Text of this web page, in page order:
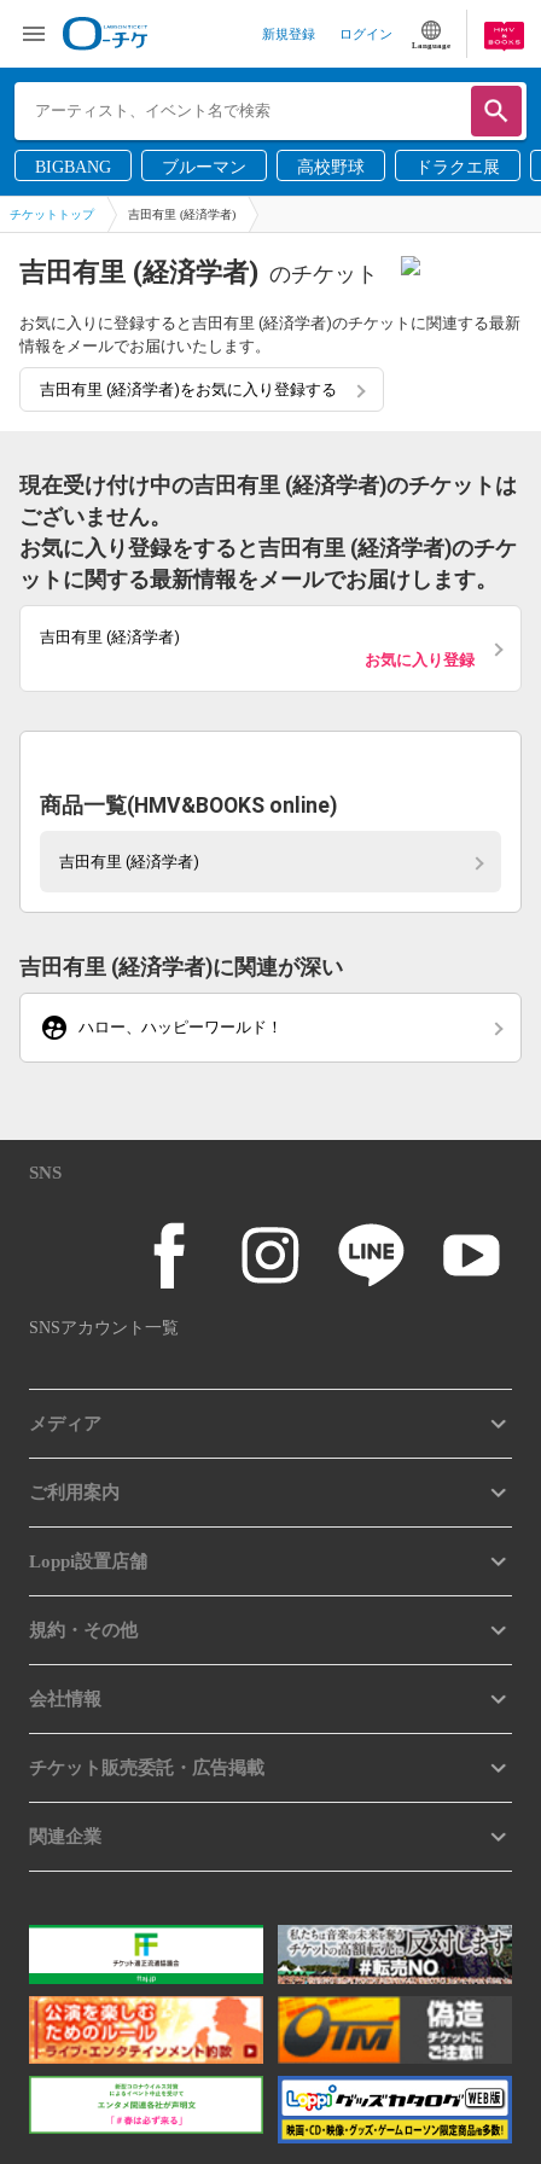
新規登録 ログイン
Language
BIGBANG ブルーマン 高校野球 ドラクエ展
チケットトップ 吉田有里 (経済学者)
吉田有里 (経済学者) のチケット
お気に入りに登録すると吉田有里 (経済学者)のチケットに関連する最新
情報をメールでお届けいたします。
吉田有里 (経済学者)をお気に入り登録する
現在受け付け中の吉田有里 (経済学者)のチケットは
ございません。
お気に入り登録をすると吉田有里 (経済学者)のチケ
ットに関する最新情報をメールでお届けします。
吉田有里 (経済学者)
お気に入り登録
商品一覧(HMV&BOOKS online)
吉田有里 (経済学者)
吉田有里 (経済学者)に関連が深い
supervised_user_circle ハロー、ハッピーワールド！
SNS
SNSアカウント一覧
メディア
ご利用案内
Loppi設置店舗
規約・その他
会社情報
チケット販売委託・広告掲載
関連企業